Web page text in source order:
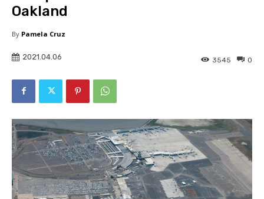
Oakland
By Pamela Cruz
2021.04.06 0
3545